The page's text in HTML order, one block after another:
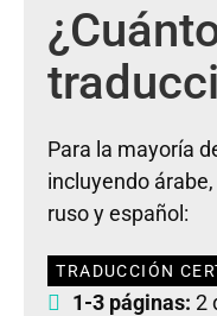
Para la mayoría
incluyendo
ruso y español:
TRADUCCIÓN
1-3 páginas: 2